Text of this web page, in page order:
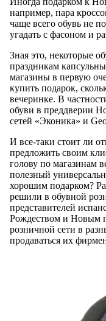
например, пара
чаще всего обувь не
угадать с фасоном и
Зная это, некоторые
праздникам
магазины в первую
купить подарок,
вечеринке. В
обуви в преддверии
сетей «Эконика» и
И все-таки стоит ли
предложить своим
голову по магазинам
полезный
хорошим подарком?
решили в обувной
представителей
Рождеством и Новым
розничной сети в
продаваться их